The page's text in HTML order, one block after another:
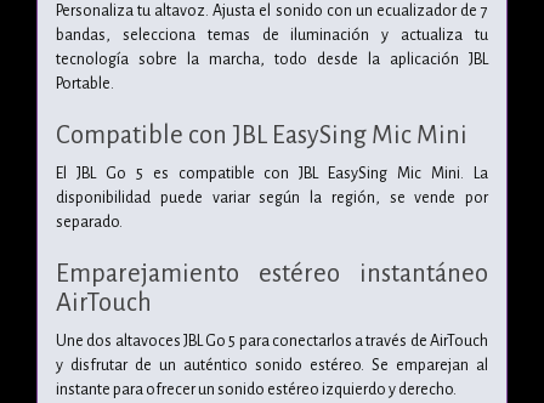
Personaliza tu altavoz. Ajusta el sonido con un ecualizador de 7
bandas, selecciona temas de iluminación y actualiza tu
tecnología sobre la marcha, todo desde la aplicación JBL
Portable.
Compatible con JBL EasySing Mic Mini
El JBL Go 5 es compatible con JBL EasySing Mic Mini. La
disponibilidad puede variar según la región, se vende por
separado.
Emparejamiento estéreo instantáneo
AirTouch
Une dos altavoces JBL Go 5 para conectarlos a través de AirTouch
y disfrutar de un auténtico sonido estéreo. Se emparejan al
instante para ofrecer un sonido estéreo izquierdo y derecho.